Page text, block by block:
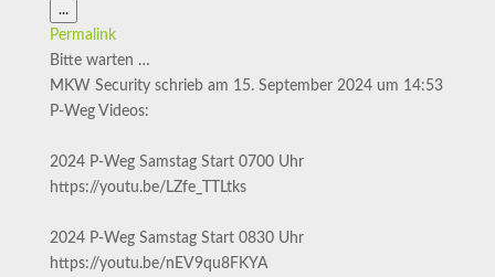
...Diese
Metabox
Permalink
Bitte warten …
MKW Security schrieb am 15. September 2024 um 14:53
P-Weg Videos:
2024 P-Weg Samstag Start 0700 Uhr
https://youtu.be/LZfe_TTLtks
2024 P-Weg Samstag Start 0830 Uhr
https://youtu.be/nEV9qu8FKYA